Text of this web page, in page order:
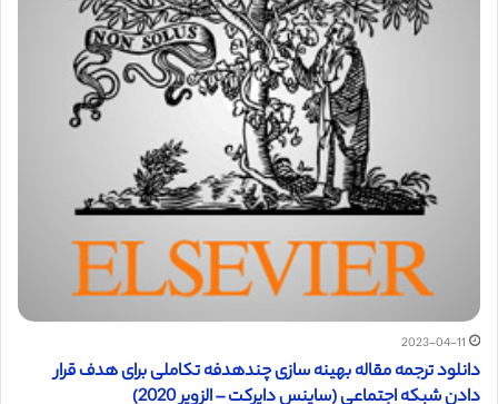
2023-04-11
دانلود ترجمه مقاله بهینه سازی چندهدفه تکاملی برای هدف قرار
دادن شبکه اجتماعی (ساینس دایرکت – الزویر 2020)